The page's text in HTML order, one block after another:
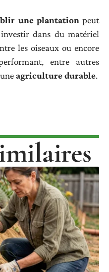
une plantation peut
dans du matériel
les oiseaux ou encore
entre autres
agriculture durable.